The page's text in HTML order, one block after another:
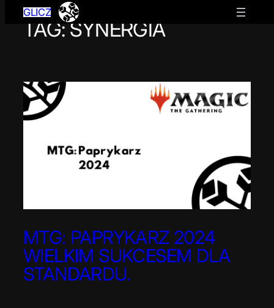
Przejdź
GLICZ
TAG:SYNERGIA
MTG: PAPRYKARZ 2024
WIELKIM SUKCESEM DLA
STANDARDU.